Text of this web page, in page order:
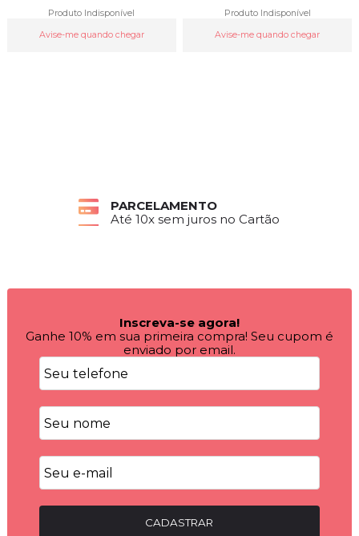
Produto Indisponível
Avise-me quando chegar
Produto Indisponível
Avise-me quando chegar
PARCELAMENTO
Até 10x sem juros no Cartão
Inscreva-se agora!
Ganhe 10% em sua primeira compra! Seu cupom é
enviado por email.
CADASTRAR